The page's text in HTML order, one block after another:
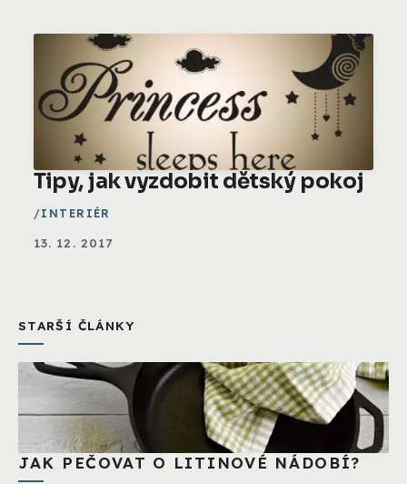
Tipy, jak vyzdobit dětský pokoj
INTERIÉR
13. 12. 2017
STARŠÍ ČLÁNKY
JAK PEČOVAT O LITINOVÉ NÁDOBÍ?